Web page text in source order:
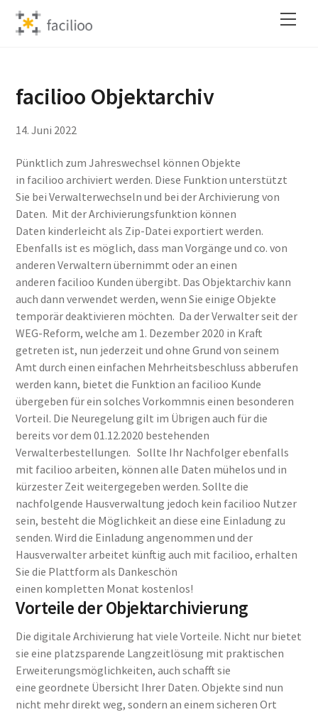
Skip
facilioo Objektarchiv
14.Juni 2022
Pünktlich zum Jahreswechsel können Objekte
in facilioo archiviert werden. Diese Funktion unterstützt
Sie bei Verwalterwechseln und bei der Archivierung von
Daten. Mit der Archivierungsfunktion können
Daten kinderleicht als Zip-Datei exportiert werden.
Ebenfalls ist es möglich, dass man Vorgänge und co. von
anderen Verwaltern übernimmt oder an einen
anderen facilioo Kunden übergibt. Das Objektarchiv kann
auch dann verwendet werden, wenn Sie einige Objekte
temporär deaktivieren möchten. Da der Verwalter seit der
WEG-Reform, welche am 1. Dezember 2020 in Kraft
getreten ist, nun jederzeit und ohne Grund von seinem
Amt durch einen einfachen Mehrheitsbeschluss abberufen
werden kann, bietet die Funktion an facilioo Kunde
übergeben für ein solches Vorkommnis einen besonderen
Vorteil. Die Neuregelung gilt im Übrigen auch für die
bereits vor dem 01.12.2020 bestehenden
Verwalterbestellungen. Sollte Ihr Nachfolger ebenfalls
mit facilioo arbeiten, können alle Daten mühelos und in
kürzester Zeit weitergegeben werden. Sollte die
nachfolgende Hausverwaltung jedoch kein facilioo Nutzer
sein, besteht die Möglichkeit an diese eine Einladung zu
senden. Wird die Einladung angenommen und der
Hausverwalter arbeitet künftig auch mit facilioo, erhalten
Sie die Plattform als Dankeschön
einen kompletten Monat kostenlos!
Vorteile der Objektarchivierung
Die digitale Archivierung hat viele Vorteile. Nicht nur bietet
sie eine platzsparende Langzeitlösung mit praktischen
Erweiterungsmöglichkeiten, auch schafft sie
eine geordnete Übersicht Ihrer Daten. Objekte sind nun
nicht mehr direkt weg, sondern an einem sicheren Ort